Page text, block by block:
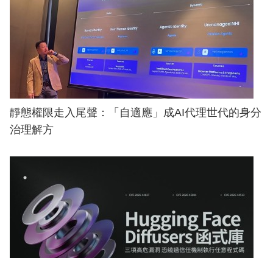
靜態權限走入尾聲：「自適應」成AI代理世代的身分
治理解方